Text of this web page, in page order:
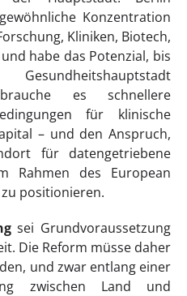
Konzentration
Kliniken, Biotech,
habe das Potenzial, bis
es schnellere
für klinische
– und den Anspruch,
für datengetriebene
Rahmen des European
zu positionieren.
sei Grundvoraussetzung
Die Reform müsse daher
und zwar entlang einer
zwischen Land und